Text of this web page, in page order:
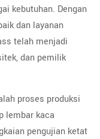
kebutuhan. Dengan
dan layanan
telah menjadi
dan pemilik
proses produksi
lembar kaca
pengujian ketat